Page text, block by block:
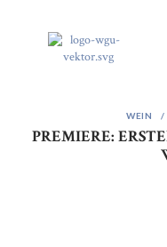
WEIN
PREMIERE: